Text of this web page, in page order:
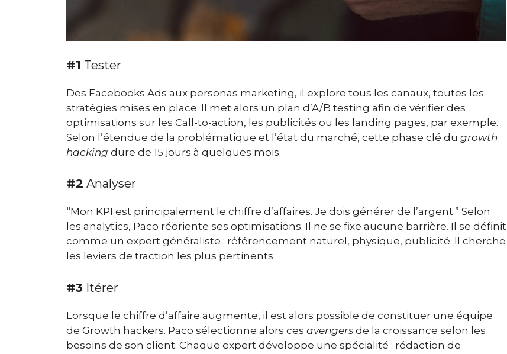
#1 Tester
Des Facebooks Ads aux personas marketing, il explore tous les canaux, toutes les
stratégies mises en place. Il met alors un plan d’A/B testing afin de vérifier des
optimisations sur les Call-to-action, les publicités ou les landing pages, par exemple.
Selon l’étendue de la problématique et l’état du marché, cette phase clé du growth
hacking dure de 15 jours à quelques mois.
#2 Analyser
“Mon KPI est principalement le chiffre d’affaires. Je dois générer de l’argent.” Selon
les analytics, Paco réoriente ses optimisations. Il ne se fixe aucune barrière. Il se définit
comme un expert généraliste : référencement naturel, physique, publicité. Il cherche
les leviers de traction les plus pertinents
#3 Itérer
Lorsque le chiffre d’affaire augmente, il est alors possible de constituer une équipe
de Growth hackers. Paco sélectionne alors ces avengers de la croissance selon les
besoins de son client. Chaque expert développe une spécialité : rédaction de